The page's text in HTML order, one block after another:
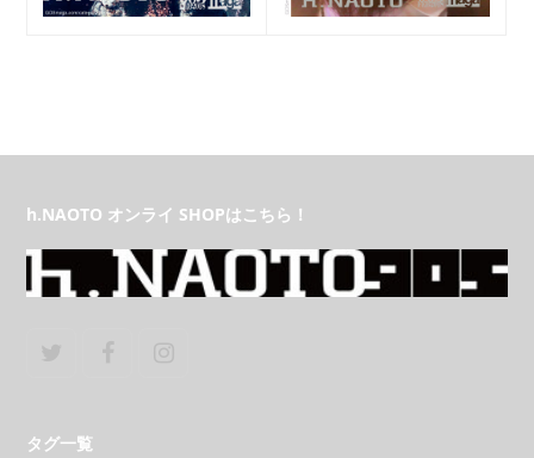
h.NAOTO オンライ SHOPはこちら！
タグ一覧